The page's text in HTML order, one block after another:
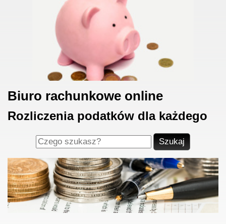
Biuro rachunkowe online
Rozliczenia podatków dla każdego
Szukaj